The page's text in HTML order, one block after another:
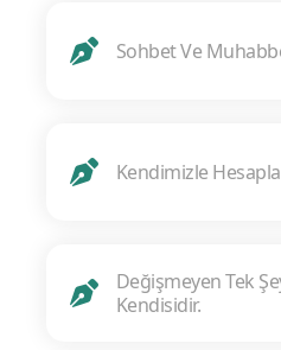
Sohbet Ve
Kendimizle
Değişmeyen Tek
Kendisidir.